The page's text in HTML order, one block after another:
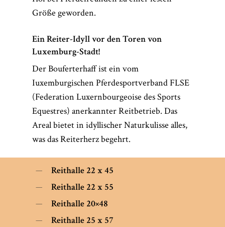
Größe geworden.
Ein Reiter-Idyll vor den Toren von
Luxemburg-Stadt!
Der Bouferterhaff ist ein vom
Iuxemburgischen Pferdesportverband FLSE
(Federation Luxernbourgeoise des Sports
Equestres) anerkannter Reitbetrieb. Das
Areal bietet in idyllischer Naturkulisse alles,
was das Reiterherz begehrt.
Reithalle 22 x 45
Reithalle 22 x 55
Reithalle 20×48
Reithalle 25 x 57